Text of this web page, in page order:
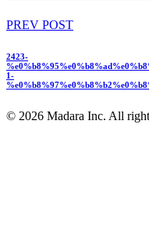
PREV POST
2423-
1-
© 2026 Madara Inc. All